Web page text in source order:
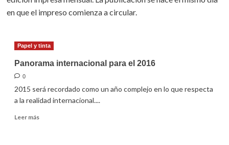
en que el impreso comienza a circular.
Papel y tinta
Panorama internacional para el 2016
0
2015 será recordado como un año complejo en lo que respecta
a la realidad internacional....
Leer másLeer